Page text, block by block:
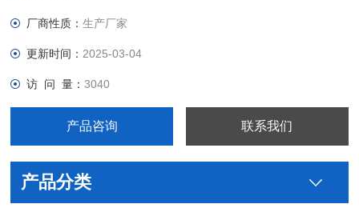
零部件及配件：配件
用途：进水
作用对象：氧气
连接形式：焊接
公称通径：1/2'*4'（mm）mm
压力环境：0.6mpa--2.mpa
工作温度：常温℃
厂商性质：生产厂家
更新时间： 2025-03-04
访 问 量：3040
产品咨询 联系我们
产品分类